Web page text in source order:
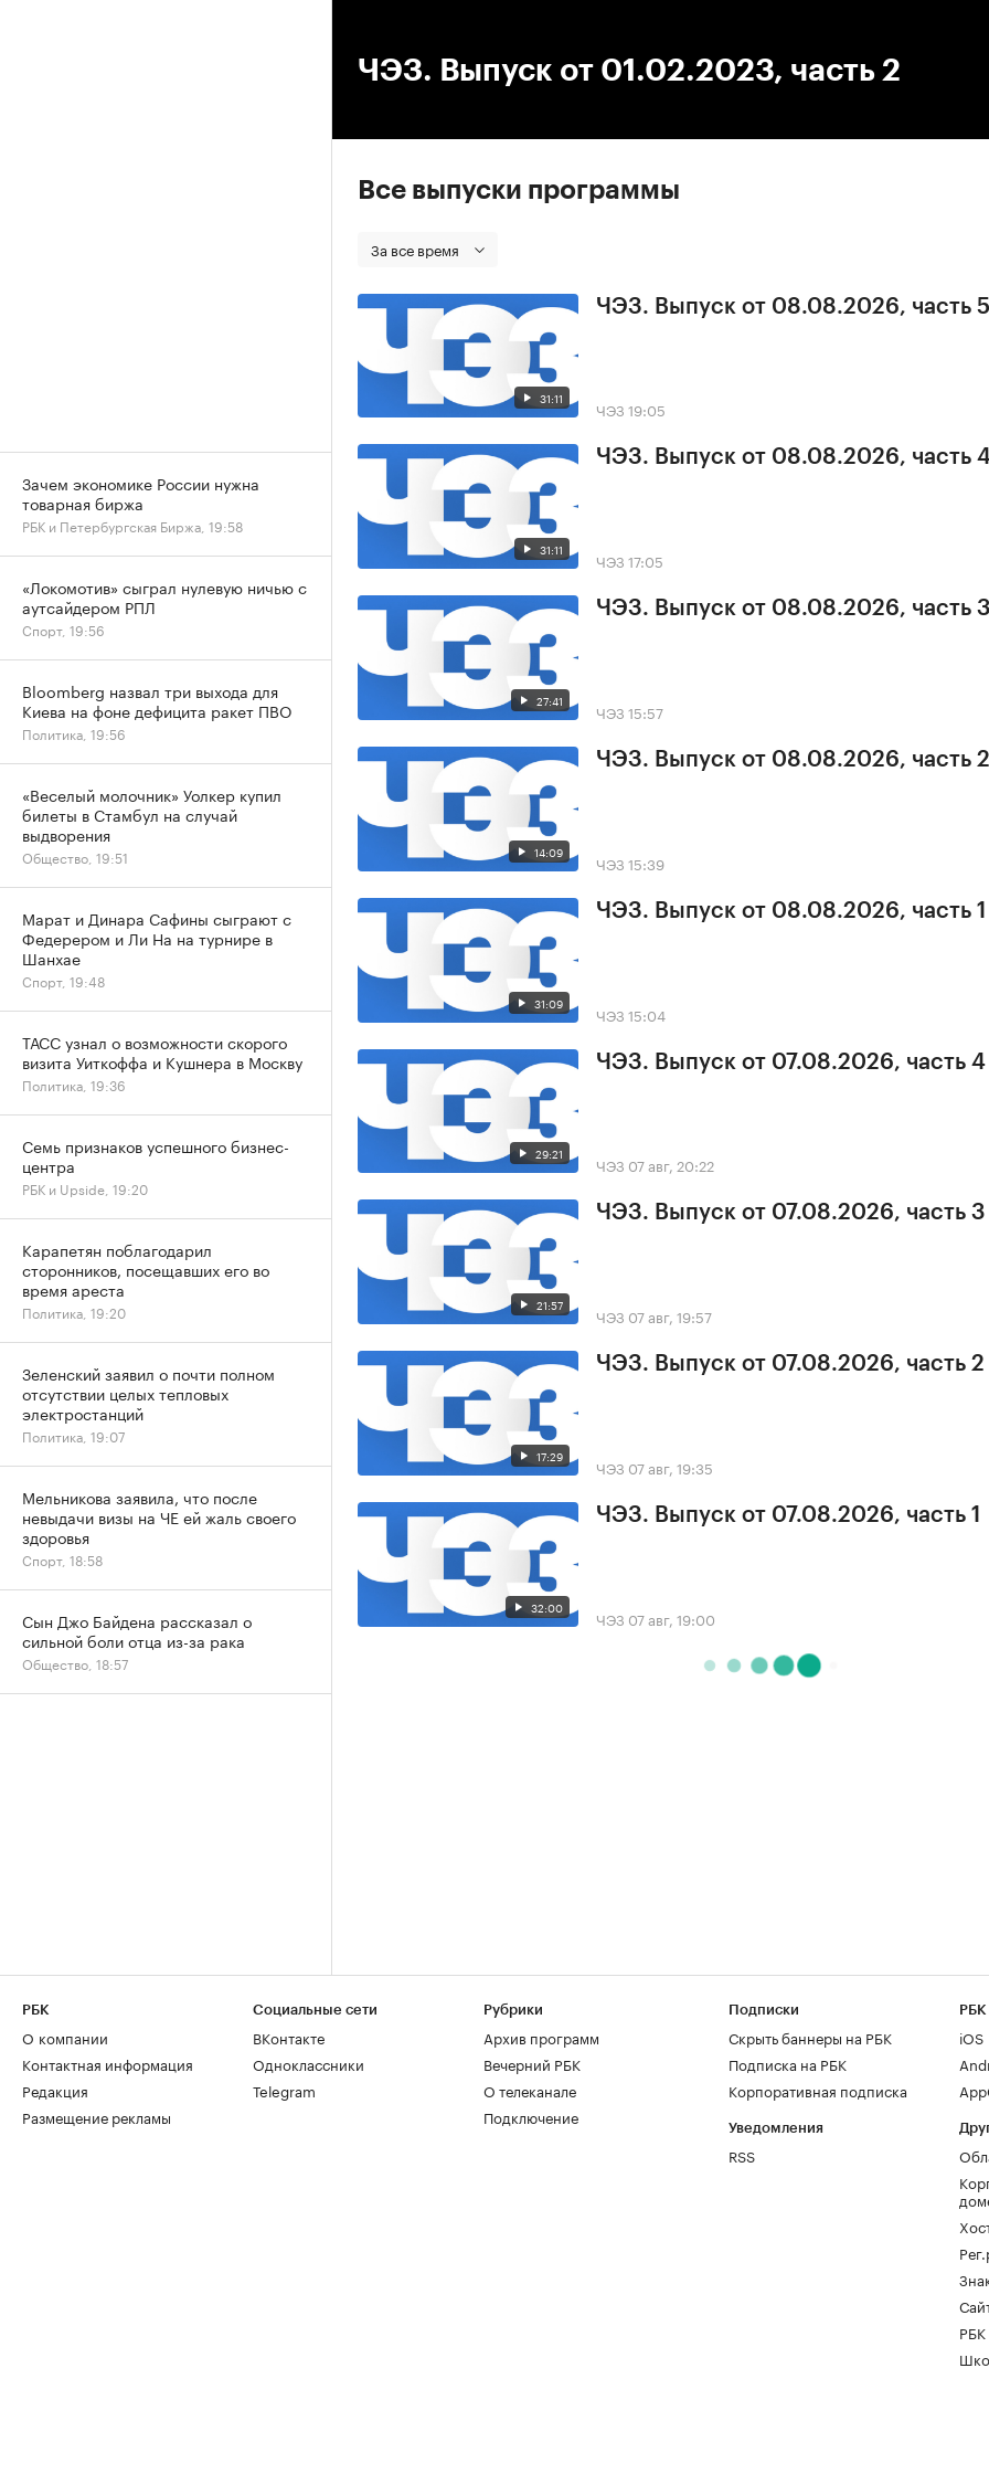
ЧЭЗ. Выпуск от 01.02.2023, часть 2
Все выпуски программы
За все время
31:11
ЧЭЗ. Выпуск от 08.08.2026, часть 5
ЧЭЗ 19:05
31:11
ЧЭЗ. Выпуск от 08.08.2026, часть
ЧЭЗ 17:05
27:41
ЧЭЗ. Выпуск от 08.08.2026, часть
ЧЭЗ 15:57
14:09
ЧЭЗ. Выпуск от 08.08.2026, часть 2
ЧЭЗ 15:39
31:09
ЧЭЗ. Выпуск от 08.08.2026, часть 1
ЧЭЗ 15:04
29:21
ЧЭЗ. Выпуск от 07.08.2026, часть 4
ЧЭЗ 07 авг, 20:22
21:57
ЧЭЗ. Выпуск от 07.08.2026, часть 3
ЧЭЗ 07 авг, 19:57
17:29
ЧЭЗ. Выпуск от 07.08.2026, часть 2
ЧЭЗ 07 авг, 19:35
32:00
ЧЭЗ. Выпуск от 07.08.2026, часть 1
ЧЭЗ 07 авг, 19:00
Зачем экономике России нужна
товарная биржа
РБК и Петербургская Биржа, 19:58
«Локомотив» сыграл нулевую ничью с
аутсайдером РПЛ
Спорт, 19:56
Bloomberg назвал три выхода для
Киева на фоне дефицита ракет ПВО
Политика, 19:56
«Веселый молочник» Уолкер купил
билеты в Стамбул на случай
выдворения
Общество, 19:51
Марат и Динара Сафины сыграют с
Федерером и Ли На на турнире в
Шанхае
Спорт, 19:48
ТАСС узнал о возможности скорого
визита Уиткоффа и Кушнера в Москву
Политика, 19:36
Семь признаков успешного бизнес-
центра
РБК и Upside, 19:20
Карапетян поблагодарил
сторонников, посещавших его во
время ареста
Политика, 19:20
Зеленский заявил о почти полном
отсутствии целых тепловых
электростанций
Политика, 19:07
Мельникова заявила, что после
невыдачи визы на ЧЕ ей жаль своего
здоровья
Спорт, 18:58
Сын Джо Байдена рассказал о
сильной боли отца из-за рака
Общество, 18:57
РБК
О компании
Контактная информация
Редакция
Размещение рекламы
Социальные сети
ВКонтакте
Одноклассники
Telegram
Рубрики
Архив программ
Вечерний РБК
О телеканале
Подключение
Подписки
Скрыть баннеры на РБК
Подписка на РБК
Корпоративная подписка
Уведомления
RSS
РБК
iOS